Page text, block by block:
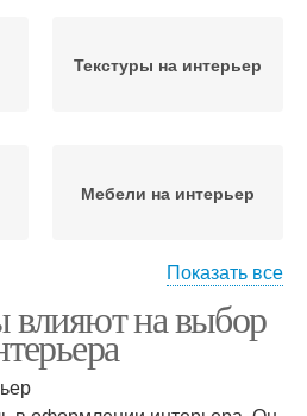
Текстуры на интерьер
Мебели на интерьер
Показать все
влияют на выбор